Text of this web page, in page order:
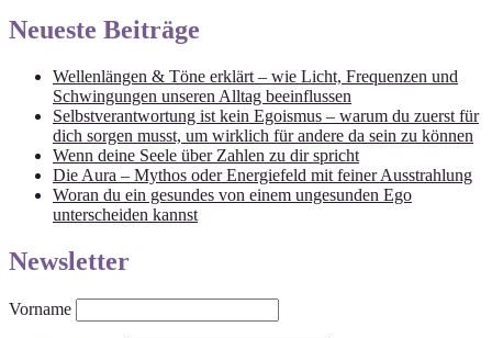
Neueste Beiträge
Wellenlängen & Töne erklärt – wie Licht, Frequenzen und
Schwingungen unseren Alltag beeinflussen
Selbstverantwortung ist kein Egoismus – warum du zuerst für
dich sorgen musst, um wirklich für andere da sein zu können
Wenn deine Seele über Zahlen zu dir spricht
Die Aura – Mythos oder Energiefeld mit feiner Ausstrahlung
Woran du ein gesundes von einem ungesunden Ego
unterscheiden kannst
Newsletter
Vorname